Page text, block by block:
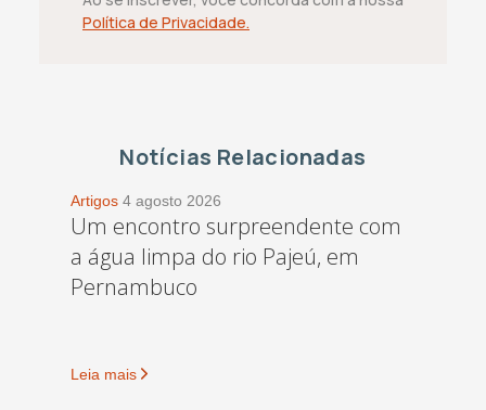
Política de Privacidade.
Notícias Relacionadas
Artigos 4 agosto 2026
Um encontro surpreendente com
a água limpa do rio Pajeú, em
Pernambuco
Leia mais